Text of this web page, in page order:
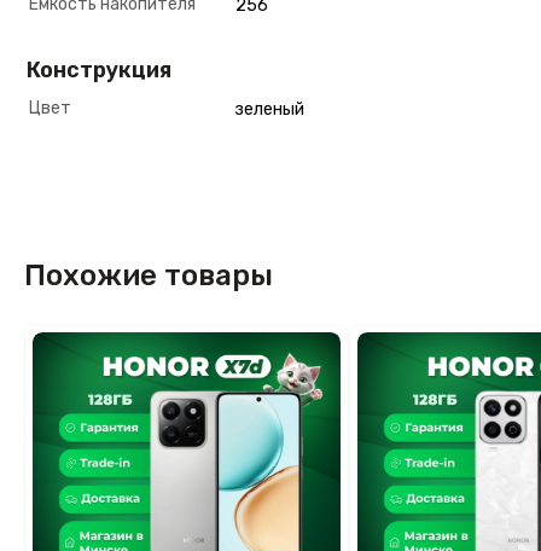
Емкость накопителя 256
Конструкция
Цвет зеленый
Похожие товары